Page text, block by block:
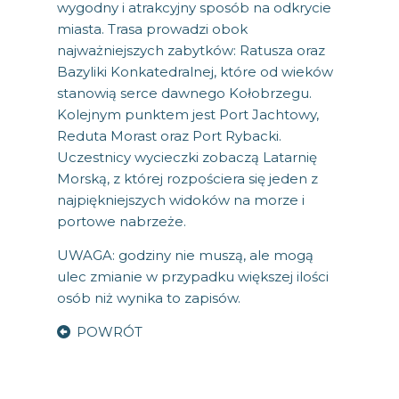
wygodny i atrakcyjny sposób na odkrycie
miasta. Trasa prowadzi obok
najważniejszych zabytków: Ratusza oraz
Bazyliki Konkatedralnej, które od wieków
stanowią serce dawnego Kołobrzegu.
Kolejnym punktem jest Port Jachtowy,
Reduta Morast oraz Port Rybacki.
Uczestnicy wycieczki zobaczą Latarnię
Morską, z której rozpościera się jeden z
najpiękniejszych widoków na morze i
portowe nabrzeże.
UWAGA: godziny nie muszą, ale mogą
ulec zmianie w przypadku większej ilości
osób niż wynika to zapisów.
POWRÓT